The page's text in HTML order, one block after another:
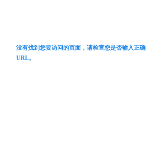
没有找到您要访问的页面，请检查您是否输入正确
URL。